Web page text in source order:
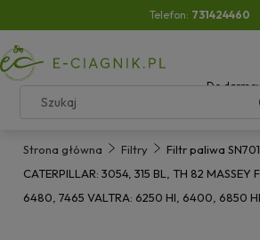
Telefon: 731424460
Do
Strona główna Filtry
Filtr paliwa
CATERPILLAR: 3054, 315 BL, TH 82 MASSEY
6480, 7465 VALTRA: 6250 HI, 6400, 6850 HI